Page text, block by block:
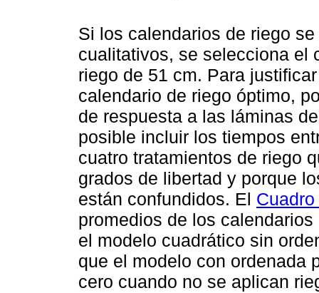
Si los calendarios de riego
cualitativos, se selecciona el
riego de 51 cm. Para
calendario de riego óptimo,
de respuesta a las láminas
posible incluir los tiempos
cuatro tratamientos de riego
grados de libertad y porque
están confundidos. El Cuadro
promedios de los
el modelo cuadrático sin
que el modelo con ordenada
cero cuando no se aplican